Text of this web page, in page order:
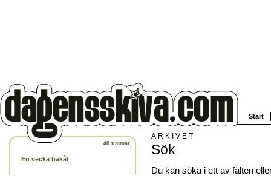
Start
48 timmar
En vecka bakåt
ARKIVET
Sök
Du kan söka i ett av fälten